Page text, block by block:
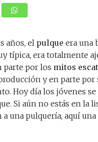
años, elpulque era una
típica, era totalmente
parte por los mitos
y en parte por
Hoy día los jóvenes se
Si aún no estás en la
a una pulquería, aquí